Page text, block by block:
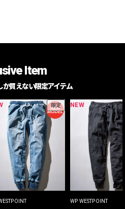
Item
か買えない限定アイテム
限定 NEW
WP WESTPOINT